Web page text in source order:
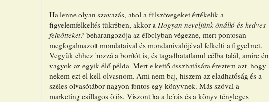
Ha lenne olyan szavazás, ahol a fülszövegeket értékelik a
figyelemfelkeltés tükrében, akkor a Hogyan neveljünk önálló és kedves
felnőtteket? beharangozója az élbolyban végezne, mert pontosan
megfogalmazott mondataival és mondanivalójával felkelti a figyelmet.
Vegyük ehhez hozzá a borítót is, és tagadhatatlanul célba talál, amire én
vagyok az egyik élő példa. Mert e kettő összhatására éreztem azt, hogy
nekem ezt el kell olvasnom. Ami nem baj, hiszem az eladhatóság és a
széles olvasótábor nagyon fontos egy könyvnek. Más szóval a
marketing csillagos ötös. Viszont ha a leírás és a könyv tényleges